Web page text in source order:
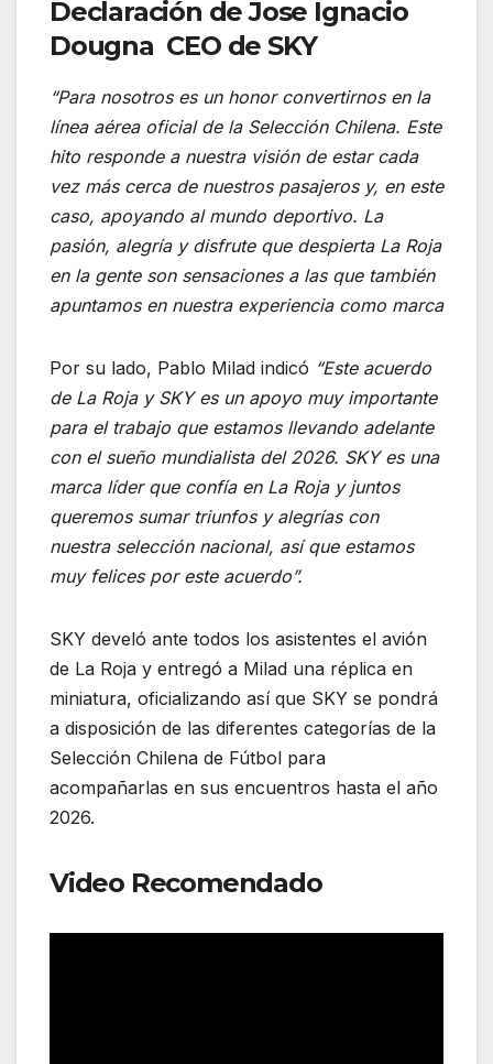
Declaración de Jose Ignacio
Dougna CEO de SKY
“Para nosotros es un honor convertirnos en la
línea aérea oficial de la Selección Chilena. Este
hito responde a nuestra visión de estar cada
vez más cerca de nuestros pasajeros y, en este
caso, apoyando al mundo deportivo. La
pasión, alegría y disfrute que despierta La Roja
en la gente son sensaciones a las que también
apuntamos en nuestra experiencia como marca
Por su lado, Pablo Milad indicó “Este acuerdo
de La Roja y SKY es un apoyo muy importante
para el trabajo que estamos llevando adelante
con el sueño mundialista del 2026. SKY es una
marca líder que confía en La Roja y juntos
queremos sumar triunfos y alegrías con
nuestra selección nacional, así que estamos
muy felices por este acuerdo”.
SKY develó ante todos los asistentes el avión
de La Roja y entregó a Milad una réplica en
miniatura, oficializando así que SKY se pondrá
a disposición de las diferentes categorías de la
Selección Chilena de Fútbol para
acompañarlas en sus encuentros hasta el año
2026.
Video Recomendado